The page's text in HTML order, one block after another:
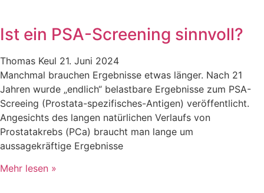
Ist ein PSA-Screening sinnvoll?
Thomas Keul 21. Juni 2024
Manchmal brauchen Ergebnisse etwas länger. Nach 21
Jahren wurde „endlich“ belastbare Ergebnisse zum PSA-
Screeing (Prostata-spezifisches-Antigen) veröffentlicht.
Angesichts des langen natürlichen Verlaufs von
Prostatakrebs (PCa) braucht man lange um
aussagekräftige Ergebnisse
Mehr lesen »